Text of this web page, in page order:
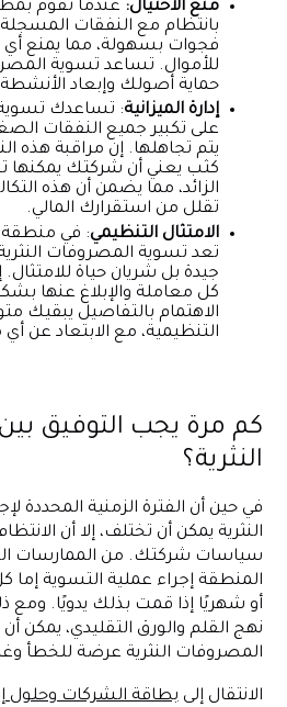
منع الاحتيال: عندما تقوم
بانتظام مع النفقات
فجوات بسهولة، مما يمنع
للأموال. تساعد تسوية
حماية أصولك وإبعاد الأنشطة
إدارة الميزانية: تساعدك تسوية
على تكبير جميع النفقات
يتم تجاهلها. إن مراقبة هذه
كثب يعني أن شركتك يمكنها
الزائد، مما يضمن أن هذه
تقلل من استقرارك المالي.
الامتثال التنظيمي: في منطقة
تعد تسوية المصروفات
جيدة بل شريان حياة
كل معاملة والإبلاغ عنها
الاهتمام بالتفاصيل يبقيك
التنظيمية، مع الابتعاد عن
كم مرة يجب التوفيق
النثرية؟
في حين أن الفترة الزمنية المحددة
النثرية يمكن أن تختلف، إلا أن
سياسات شركتك. من الممارسات
أو شهريًا إذا قمت بذلك يدويًا. ومع
نهج القلم والورق التقليدي، يمكن
المصروفات النثرية عرضة للخطأ
الانتقال إلىبطاقة الشركات وحلول